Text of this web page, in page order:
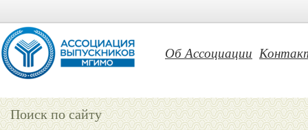
Об Ассоциации
Поиск по сайту